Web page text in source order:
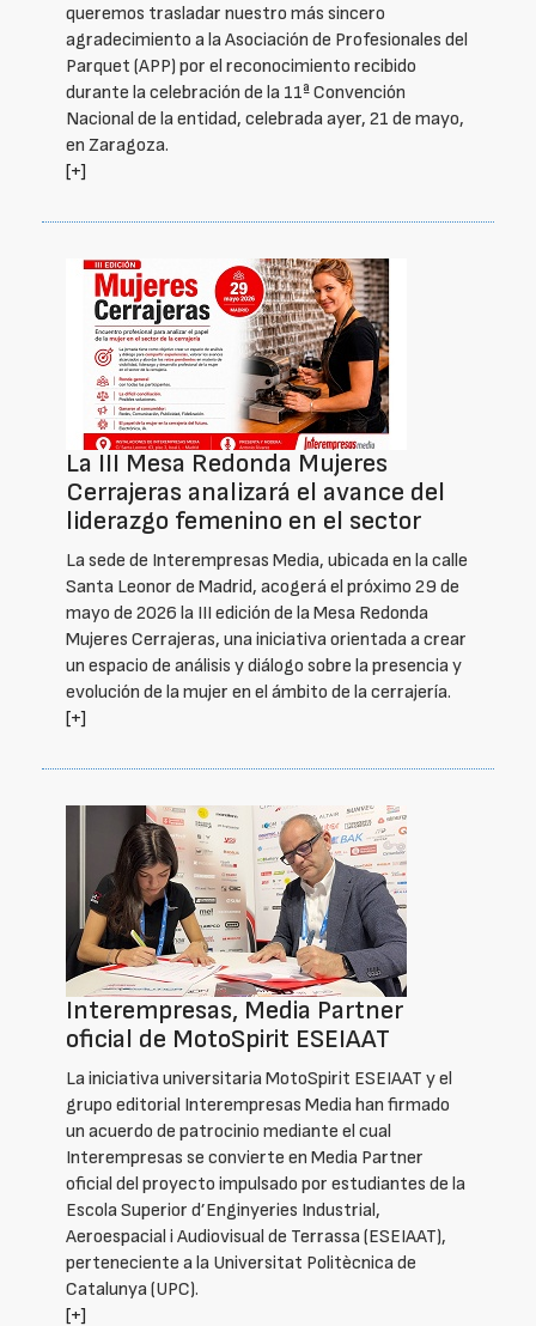
queremos trasladar nuestro más sincero
agradecimiento a la Asociación de Profesionales del
Parquet (APP) por el reconocimiento recibido
durante la celebración de la 11ª Convención
Nacional de la entidad, celebrada ayer, 21 de mayo,
en Zaragoza.
[+]
La III Mesa Redonda Mujeres
Cerrajeras analizará el avance del
liderazgo femenino en el sector
La sede de Interempresas Media, ubicada en la calle
Santa Leonor de Madrid, acogerá el próximo 29 de
mayo de 2026 la III edición de la Mesa Redonda
Mujeres Cerrajeras, una iniciativa orientada a crear
un espacio de análisis y diálogo sobre la presencia y
evolución de la mujer en el ámbito de la cerrajería.
[+]
Interempresas, Media Partner
oficial de MotoSpirit ESEIAAT
La iniciativa universitaria MotoSpirit ESEIAAT y el
grupo editorial Interempresas Media han firmado
un acuerdo de patrocinio mediante el cual
Interempresas se convierte en Media Partner
oficial del proyecto impulsado por estudiantes de la
Escola Superior d’Enginyeries Industrial,
Aeroespacial i Audiovisual de Terrassa (ESEIAAT),
perteneciente a la Universitat Politècnica de
Catalunya (UPC).
[+]